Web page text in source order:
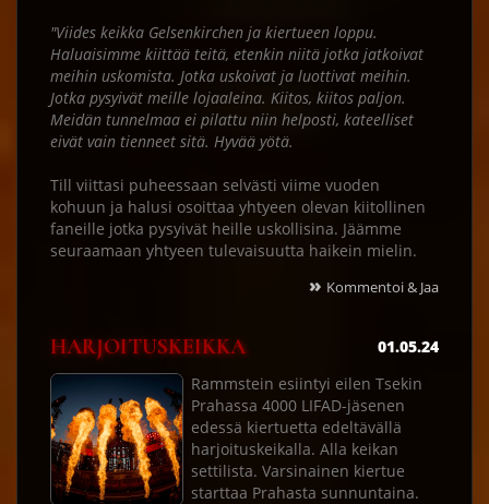
"Viides keikka Gelsenkirchen ja kiertueen loppu.
Haluaisimme kiittää teitä, etenkin niitä jotka jatkoivat
meihin uskomista. Jotka uskoivat ja luottivat meihin.
Jotka pysyivät meille lojaaleina. Kiitos, kiitos paljon.
Meidän tunnelmaa ei pilattu niin helposti, kateelliset
eivät vain tienneet sitä. Hyvää yötä.
Till viittasi puheessaan selvästi viime vuoden
kohuun ja halusi osoittaa yhtyeen olevan kiitollinen
faneille jotka pysyivät heille uskollisina. Jäämme
seuraamaan yhtyeen tulevaisuutta haikein mielin.
» Kommentoi & Jaa
HARJOITUSKEIKKA
01.05.24
Rammstein esiintyi eilen Tsekin
Prahassa 4000 LIFAD-jäsenen
edessä kiertuetta edeltävällä
harjoituskeikalla. Alla keikan
settilista. Varsinainen kiertue
starttaa Prahasta sunnuntaina.